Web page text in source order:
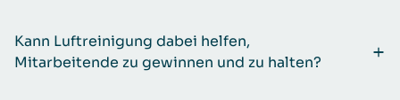
Kann Luftreinigung dabei helfen,
Mitarbeitende zu gewinnen und zu halten?